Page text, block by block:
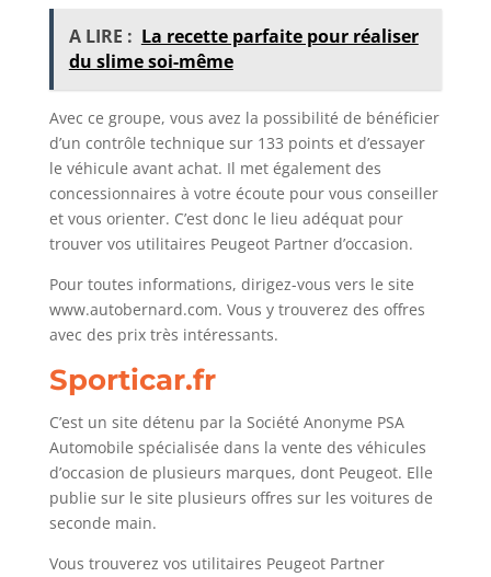
A LIRE : La recette parfaite pour réaliser
du slime soi-même
Avec ce groupe, vous avez la possibilité de bénéficier
d’un contrôle technique sur 133 points et d’essayer
le véhicule avant achat. Il met également des
concessionnaires à votre écoute pour vous conseiller
et vous orienter. C’est donc le lieu adéquat pour
trouver vos utilitaires Peugeot Partner d’occasion.
Pour toutes informations, dirigez-vous vers le site
www.autobernard.com. Vous y trouverez des offres
avec des prix très intéressants.
Sporticar.fr
C’est un site détenu par la Société Anonyme PSA
Automobile spécialisée dans la vente des véhicules
d’occasion de plusieurs marques, dont Peugeot. Elle
publie sur le site plusieurs offres sur les voitures de
seconde main.
Vous trouverez vos utilitaires Peugeot Partner